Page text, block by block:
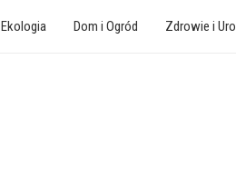
Ekologia Dom i Ogród Zdrowie i